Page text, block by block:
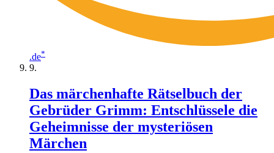
.de*
Das märchenhafte Rätselbuch der
Gebrüder Grimm: Entschlüssele die
Geheimnisse der mysteriösen
Märchen